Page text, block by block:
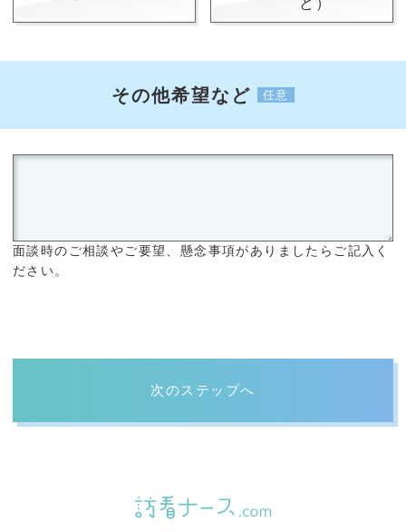
その他希望など 任意
面談時のご相談やご要望、懸念事項がありましたらご記入く
ださい。
次のステップへ